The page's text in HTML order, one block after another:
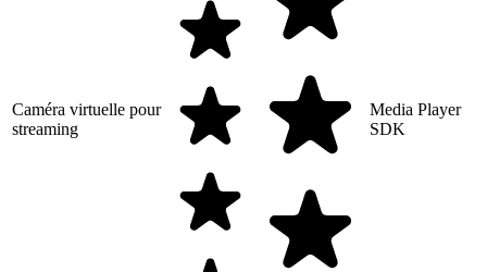
Caméra virtuelle pour
streaming
Media Player
SDK